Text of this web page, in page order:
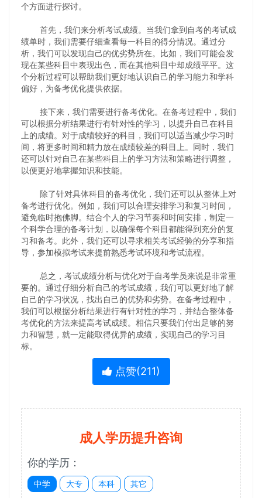
个方面进行探讨。
首先，我们来分析考试成绩。当我们拿到自考的考试成
绩单时，我们需要仔细查看每一科目的得分情况。通过分
析，我们可以发现自己的优劣势所在。比如，我们可能会发
现在某些科目中表现出色，而在其他科目中却成绩平平。这
个分析过程可以帮助我们更好地认识自己的学习能力和学科
偏好，为备考优化提供依据。
接下来，我们需要进行备考优化。在备考过程中，我们
可以根据分析结果进行有针对性的学习，以提升自己在科目
上的成绩。对于成绩较好的科目，我们可以适当减少学习时
间，将更多时间和精力放在成绩较差的科目上。同时，我们
还可以针对自己在某些科目上的学习方法和策略进行调整，
以便更好地掌握知识和技能。
除了针对具体科目的备考优化，我们还可以从整体上对
备考进行优化。例如，我们可以合理安排学习和复习时间，
避免临时抱佛脚。结合个人的学习节奏和时间安排，制定一
个科学合理的备考计划，以确保每个科目都能得到充分的复
习和备考。此外，我们还可以寻求相关考试经验的分享和指
导，参加模拟考试来提前熟悉考试环境和考试流程。
总之，考试成绩分析与优化对于自考学员来说是非常重
要的。通过仔细分析自己的考试成绩，我们可以更好地了解
自己的学习状况，找出自己的优势和劣势。在备考过程中，
我们可以根据分析结果进行有针对性的学习，并结合整体备
考优化的方法来提高考试成绩。相信只要我们付出足够的努
力和智慧，就一定能取得优异的成绩，实现自己的学习目
标。
点赞(211)
成人学历提升咨询
你的学历：
中学 大专 本科 其它